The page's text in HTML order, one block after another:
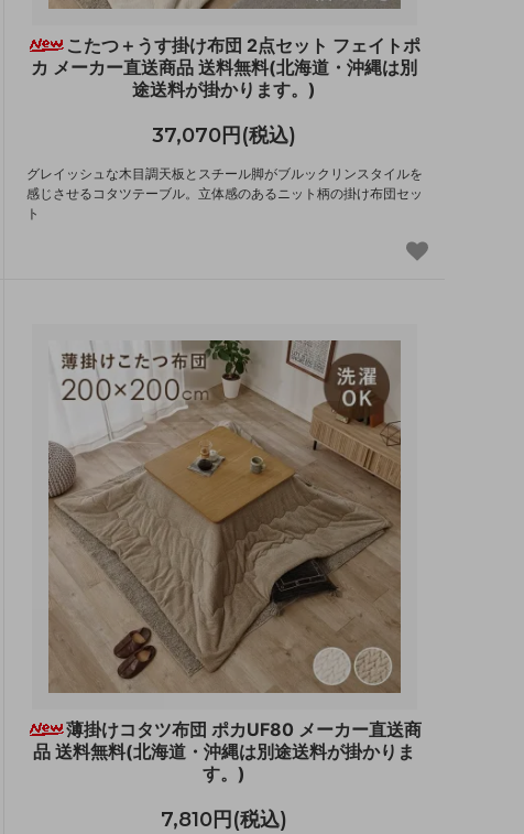
こたつ＋うす掛け布団 2点セット フェイトポ
カ メーカー直送商品 送料無料(北海道・沖縄は別
途送料が掛かります。)
37,070円(税込)
グレイッシュな木目調天板とスチール脚がブルックリンスタイルを
感じさせるコタツテーブル。立体感のあるニット柄の掛け布団セッ
ト
薄掛けコタツ布団 ポカUF80 メーカー直送商
品 送料無料(北海道・沖縄は別途送料が掛かりま
す。)
7,810円(税込)